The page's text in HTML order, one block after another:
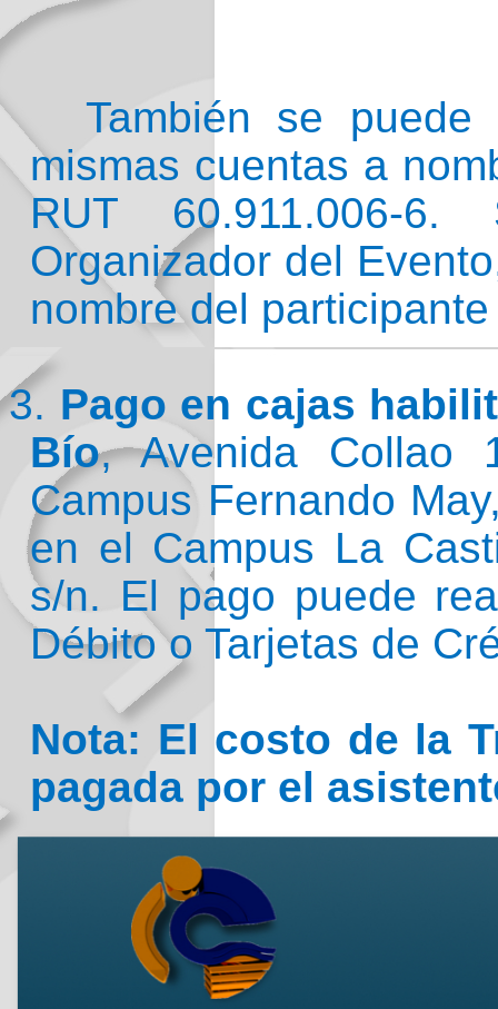
También se puede
mismas cuentas a
RUT 60.911.006-
Organizador del
nombre del
3. Pago en cajas
Bío, Avenida Collao
Campus Fernando
en el Campus La
s/n. El pago puede
Débito o Tarjetas de
Nota: El costo de la
pagada por el